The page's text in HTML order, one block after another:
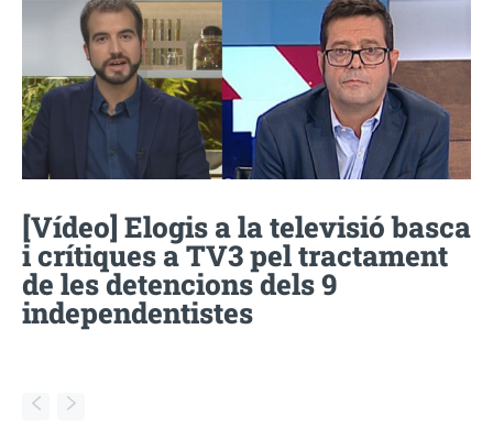
[Vídeo] Elogis a la televisió basca
i crítiques a TV3 pel tractament
de les detencions dels 9
independentistes